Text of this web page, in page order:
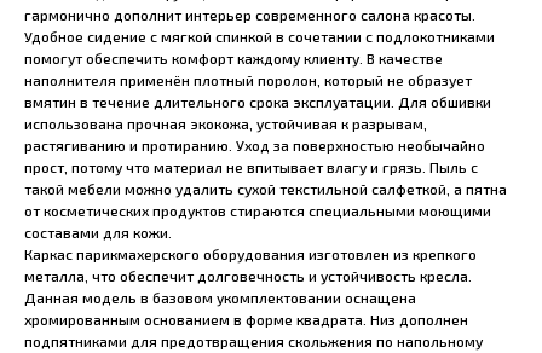
гармонично дополнит интерьер современного салона красоты.
Удобное сидение с мягкой спинкой в сочетании с подлокотниками
помогут обеспечить комфорт каждому клиенту. В качестве
наполнителя применён плотный поролон, который не образует
вмятин в течение длительного срока эксплуатации. Для обшивки
использована прочная экокожа, устойчивая к разрывам,
растягиванию и протиранию. Уход за поверхностью необычайно
прост, потому что материал не впитывает влагу и грязь. Пыль с
такой мебели можно удалить сухой текстильной салфеткой, а пятна
от косметических продуктов стираются специальными моющими
составами для кожи.
Каркас парикмахерского оборудования изготовлен из крепкого
металла, что обеспечит долговечность и устойчивость кресла.
Данная модель в базовом укомплектовании оснащена
хромированным основанием в форме квадрата. Низ дополнен
подпятниками для предотвращения скольжения по напольному